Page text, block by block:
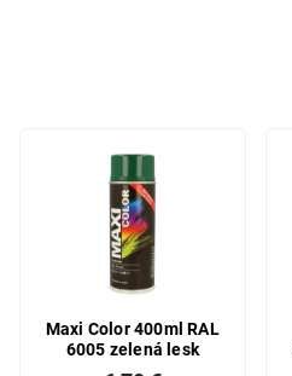
Maxi Color 400ml RAL
6005 zelená lesk